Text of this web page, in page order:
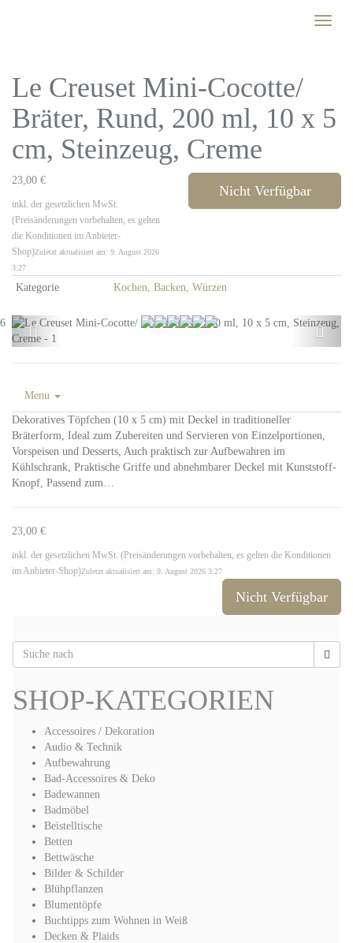
Toggle
Le Creuset Mini-Cocotte/
Bräter, Rund, 200 ml, 10 x 5
cm, Steinzeug, Creme
23,00 €
inkl. der gesetzlichen MwSt.
(Preisänderungen vorbehalten, es gelten
die Konditionen im Anbieter-
Shop)Zuletzt aktualisiert am: 9. August 2026
3:27
Nicht Verfügbar
Kategorie Kochen, Backen, Würzen
Menu
Dekoratives Töpfchen (10 x 5 cm) mit Deckel in traditioneller
Bräterform, Ideal zum Zubereiten und Servieren von Einzelportionen,
Vorspeisen und Desserts, Auch praktisch zur Aufbewahren im
Kühlschrank, Praktische Griffe und abnehmbarer Deckel mit Kunststoff-
Knopf, Passend zum…
23,00 €
inkl. der gesetzlichen MwSt. (Preisänderungen vorbehalten, es gelten die Konditionen
im Anbieter-Shop)Zuletzt aktualisiert am: 9. August 2026 3:27
Nicht Verfügbar
SHOP-KATEGORIEN
Accessoires / Dekoration
Audio & Technik
Aufbewahrung
Bad-Accessoires & Deko
Badewannen
Badmöbel
Beistelltische
Betten
Bettwäsche
Bilder & Schilder
Blühpflanzen
Blumentöpfe
Buchtipps zum Wohnen in Weiß
Decken & Plaids